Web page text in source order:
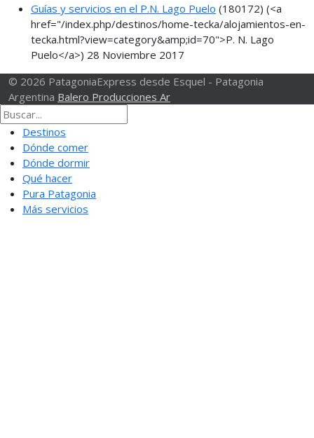
Guías y servicios en el P.N. Lago Puelo (180172) (<a
href="/index.php/destinos/home-tecka/alojamientos-en-
tecka.html?view=category&amp;id=70">P. N. Lago
Puelo</a>) 28 Noviembre 2017
© 2026 PatagoniaExpress desde Esquel - Patagonia
Argentina Balero Producciones Ar
Destinos
Dónde comer
Dónde dormir
Qué hacer
Pura Patagonia
Más servicios